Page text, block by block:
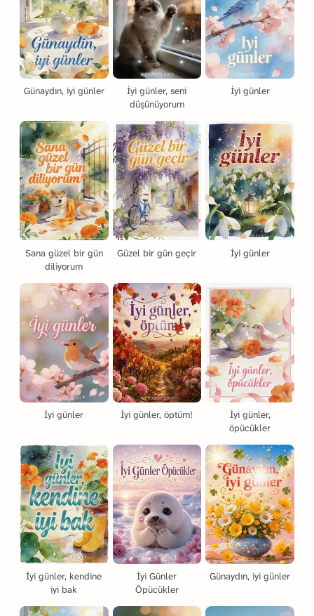
Günaydın, iyi günler
İyi günler, seni
düşünüyorum
İyi günler
Sana güzel bir gün
diliyorum
Güzel bir gün geçir İyi günler
İyi günler İyi günler, öptüm!
İyi günler,
öpücükler
İyi günler, kendine
iyi bak
İyi Günler
Öpücükler
Günaydın, iyi günler